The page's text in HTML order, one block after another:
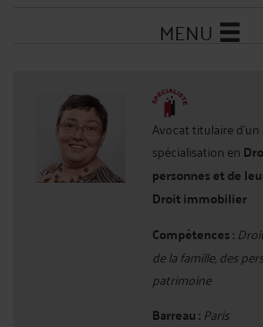
MENU
Avocat titulaire
spécialisation en
personnes et de
Droit immobilier
Compétences :
de la famille, des
patrimoine
Barreau : Paris